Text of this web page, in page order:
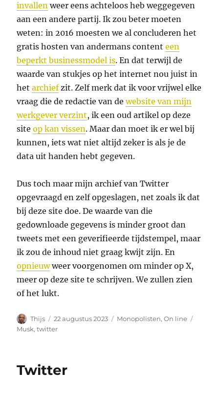
invallen weer eens achteloos heb weggegeven
aan een andere partij. Ik zou beter moeten
weten: in 2016 moesten we al concluderen het
gratis hosten van andermans contenteen
beperkt businessmodel is. En dat terwijl de
waarde van stukjes op het internet nou juist in
hetarchiefzit. Zelf merk dat ik voor vrijwel elke
vraag die de redactie van dewebsite van mijn
werkgever verzint, ik een oud artikel op deze
siteop kan vissen. Maar dan moet ik er wel bij
kunnen, iets wat niet altijd zeker is als je de
data uit handen hebt gegeven.
Dus toch maar mijn archief van Twitter
opgevraagd en zelf opgeslagen, net zoals ik dat
bij deze site doe. De waarde van die
gedownloade gegevens is minder groot dan
tweets met een geverifieerde tijdstempel, maar
ik zou de inhoud niet graag kwijt zijn. En
opnieuwweer voorgenomen om minder op X,
meer op deze site te schrijven. We zullen zien
of het lukt.
Auteur
Thijs
Geplaatst
op
22 augustus 2023 Categorieën
Monopolisten,On line
Musk,twitter
Twitter